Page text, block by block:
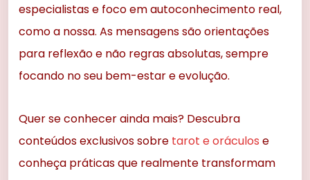
especialistas e foco em autoconhecimento real,
como a nossa. As mensagens são orientações
para reflexão e não regras absolutas, sempre
focando no seu bem-estar e evolução.
Quer se conhecer ainda mais? Descubra
conteúdos exclusivos sobre tarot e oráculos e
conheça práticas que realmente transformam